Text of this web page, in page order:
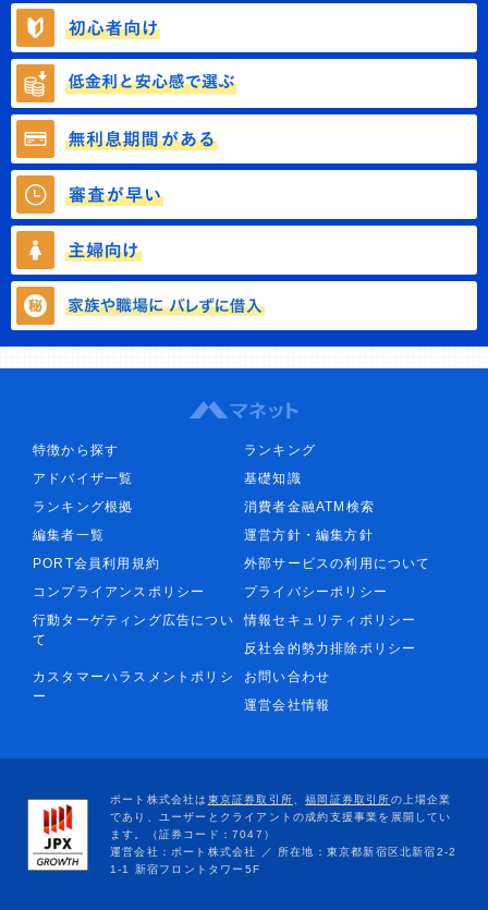
特徴から探す
ランキング
アドバイザ一覧
基礎知識
ランキング根拠
消費者金融ATM検索
編集者一覧
運営方針・編集方針
PORT会員利用規約
外部サービスの利用について
コンプライアンスポリシー
プライバシーポリシー
行動ターゲティング広告につい
て
情報セキュリティポリシー
反社会的勢力排除ポリシー
カスタマーハラスメントポリシ
ー
お問い合わせ
運営会社情報